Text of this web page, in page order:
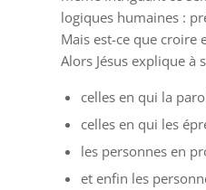
logiques humaines :
Mais est-ce que croire
Alors Jésus explique à
celles en qui la
celles en qui les
les personnes en
et enfin les